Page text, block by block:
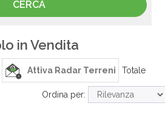
in Vendita
Attiva Radar Terreni Totale
Ordina per: